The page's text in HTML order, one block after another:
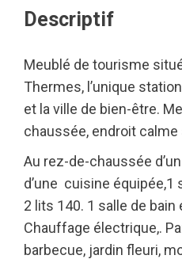
Descriptif
Meublé de tourisme
Thermes, l’unique
et la ville de bien-être.
chaussée, endroit
Au rez-de-chaussée
d’une cuisine équipée,1
2 lits 140. 1 salle de bain
Chauffage électrique,.
barbecue, jardin fleuri,